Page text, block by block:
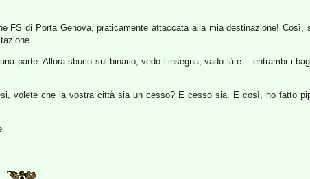
FS di Porta Genova, praticamente attaccata alla mia destinazione! Così,
parte. Allora sbuco sul binario, vedo l’insegna, vado là e… entrambi i
volete che la vostra città sia un cesso? E cesso sia. E così, ho fatto